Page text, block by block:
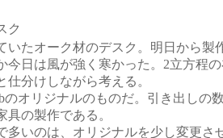
ク
いたオーク材のデスク。明日から製
今日は風が強く寒かった。2立方程
分けしながら考える。
のオリジナルのものだ。引き出しの
の製作である。
多いのは、オリジナルを少し変更さ